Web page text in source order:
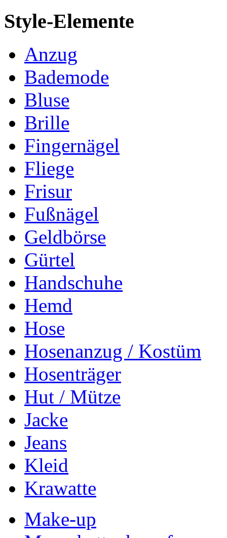
Style-Elemente
Anzug
Bademode
Bluse
Brille
Fingernägel
Fliege
Frisur
Fußnägel
Geldbörse
Gürtel
Handschuhe
Hemd
Hose
Hosenanzug / Kostüm
Hosenträger
Hut / Mütze
Jacke
Jeans
Kleid
Krawatte
Make-up